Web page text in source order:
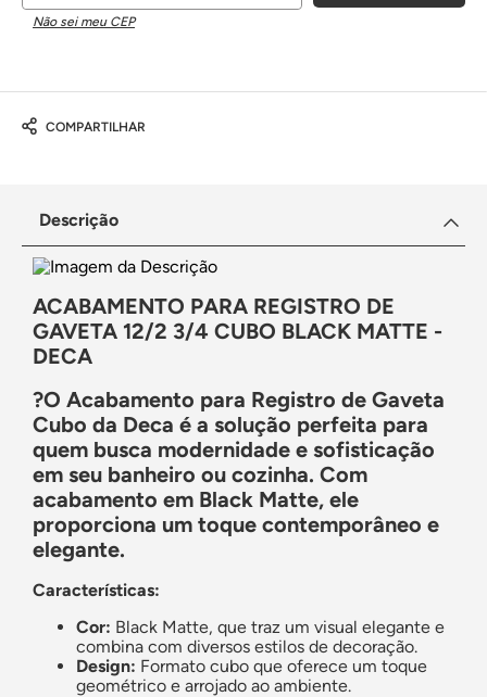
Não sei meu CEP
COMPARTILHAR
Descrição
ACABAMENTO PARA REGISTRO DE
GAVETA 12/2 3/4 CUBO BLACK MATTE -
DECA
?O Acabamento para Registro de Gaveta
Cubo da Deca é a solução perfeita para
quem busca modernidade e sofisticação
em seu banheiro ou cozinha. Com
acabamento em Black Matte, ele
proporciona um toque contemporâneo e
elegante.
Características:
Cor: Black Matte, que traz um visual elegante e
combina com diversos estilos de decoração.
Design: Formato cubo que oferece um toque
geométrico e arrojado ao ambiente.